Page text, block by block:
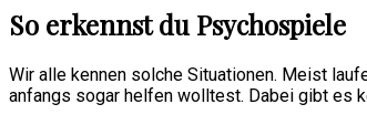
So erkennst du Psychospiele
Wir alle kennen solche Situationen. Meist
anfangs sogar helfen wolltest. Dabei gibt es